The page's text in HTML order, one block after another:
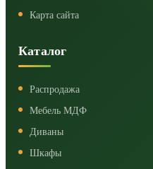
Карта сайта
Каталог
Распродажа
Мебель МДФ
Диваны
Шкафы